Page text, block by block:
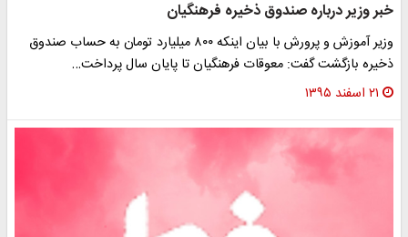
خبر وزیر درباره صندوق ذخیره فرهنگیان
وزیر آموزش و پرورش با بیان اینکه ۸۰۰ میلیارد تومان به حساب صندوق
ذخیره بازگشت گفت: معوقات فرهنگیان تا پایان سال پرداخت…
۲۱ اسفند ۱۳۹۵